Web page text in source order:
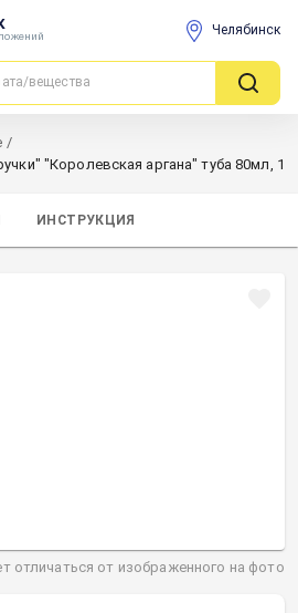
Челябинск
/
"Королевская аргана" туба 80мл, 1
ИНСТРУКЦИЯ
отличаться от изображенного на фото